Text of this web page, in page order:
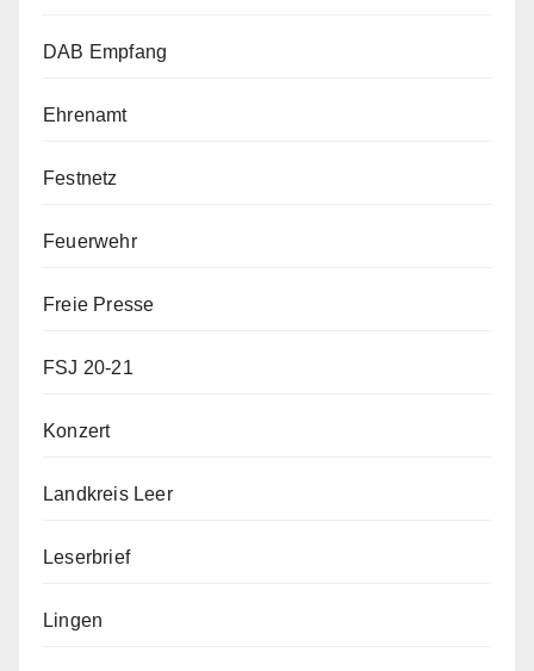
DAB Empfang
Ehrenamt
Festnetz
Feuerwehr
Freie Presse
FSJ 20-21
Konzert
Landkreis Leer
Leserbrief
Lingen